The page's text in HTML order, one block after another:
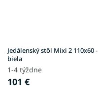
Jedálenský stôl Mixi 2 110x60 -
biela
1-4 týždne
101 €